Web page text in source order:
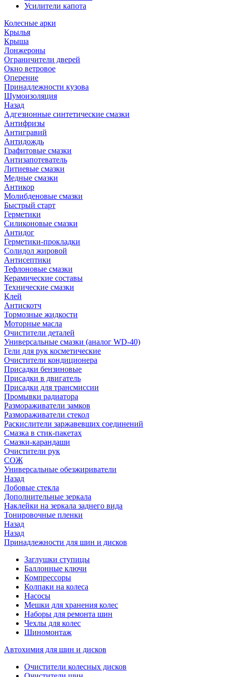
Усилители капота
Колесные арки
Крылья
Крыша
Лонжероны
Ограничители дверей
Окно ветровое
Оперение
Принадлежности кузова
Шумоизоляция
Назад
Адгезионные синтетические смазки
Антифризы
Антигравий
Антидождь
Графитовые смазки
Антизапотеватель
Литиевые смазки
Медные смазки
Антикор
Молибденовые смазки
Быстрый старт
Герметики
Силиконовые смазки
Антидог
Герметики-прокладки
Солидол жировой
Антисептики
Тефлоновые смазки
Керамические составы
Технические смазки
Клей
Антискотч
Тормозные жидкости
Моторные масла
Очистители деталей
Универсальные смазки (аналог WD-40)
Гели для рук косметические
Очистители кондиционера
Присадки бензиновые
Присадки в двигатель
Присадки для трансмиссии
Промывки радиатора
Размораживатели замков
Размораживатели стекол
Раскислители заржавевших соединений
Смазка в стик-пакетах
Смазки-карандаши
Очистители рук
СОЖ
Универсальные обезжириватели
Назад
Лобовые стекла
Дополнительные зеркала
Наклейки на зеркала заднего вида
Тонировочные пленки
Назад
Назад
Принадлежности для шин и дисков
Заглушки ступицы
Баллонные ключи
Компрессоры
Колпаки на колеса
Насосы
Мешки для хранения колес
Наборы для ремонта шин
Чехлы для колес
Шиномонтаж
Автохимия для шин и дисков
Очистители колесных дисков